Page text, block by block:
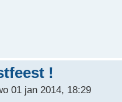
!
01 jan 2014, 18:29